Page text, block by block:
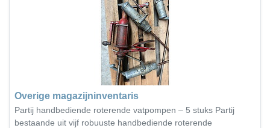
Overige magazijninventaris
Partij handbediende roterende vatpompen – 5 stuks Partij
bestaande uit vijf robuuste handbediende roterende